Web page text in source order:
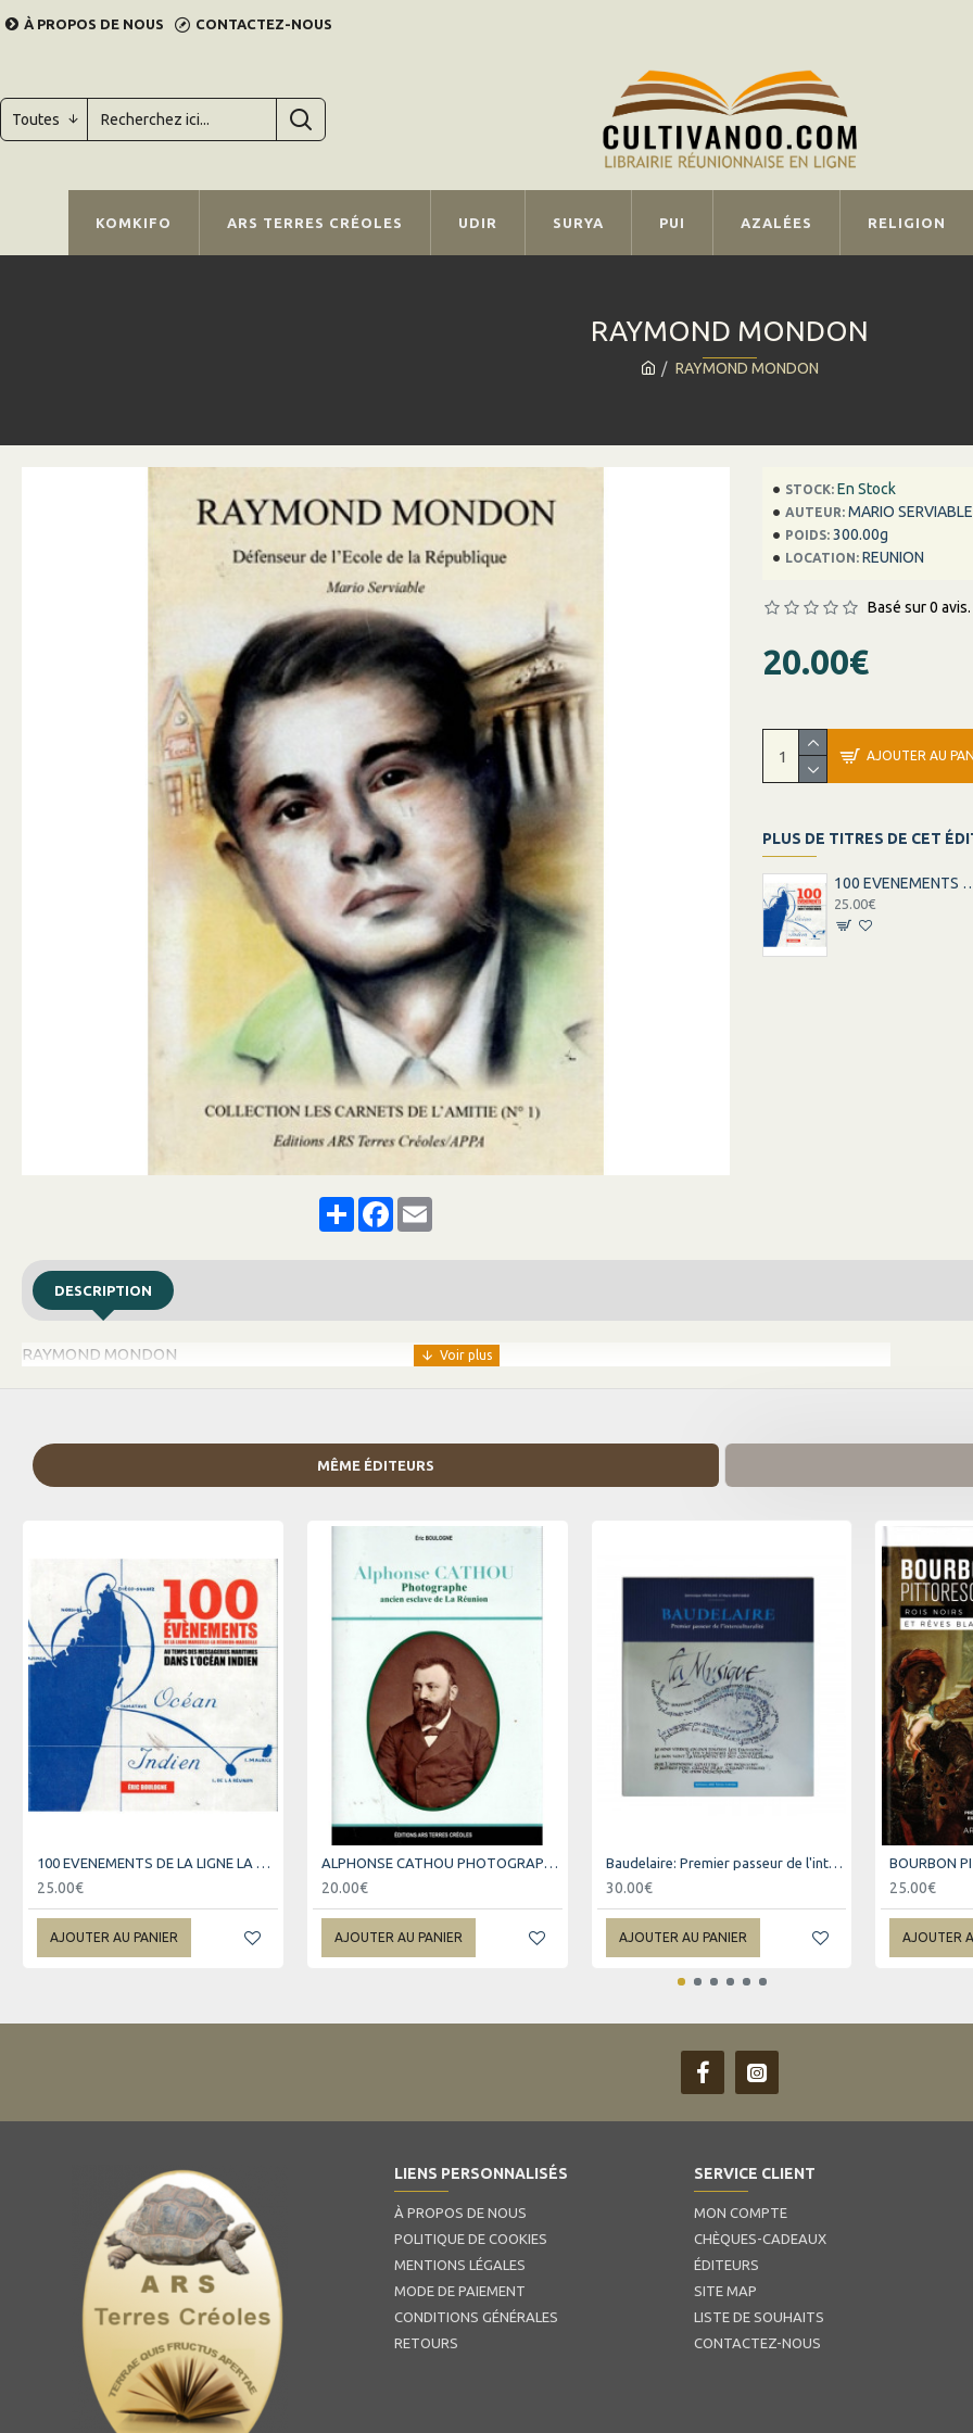
À PROPOS DE NOUS CONTACTEZ-NOUS
Toutes
KOMKIFO ARS TERRES CRÉOLES UDIR SURYA PUI AZALÉES RELIGION
RAYMOND MONDON
RAYMOND MONDON
ShareFacebook
Email
STOCK: En Stock
AUTEUR: MARIO SERVIABLE
POIDS: 300.00g
LOCATION: REUNION
Basé sur 0 avis.
20.00€
AJOUTER AU
PLUS DE TITRES DE CET
100 EVENEMENTS DE LA
25.00€
DESCRIPTION
RAYMOND MONDON
MÊME ÉDITEURS
100 EVENEMENTS DE LA LIGNE LA REUNION-MARSEILLE
25.00€
AJOUTER AU PANIER
ALPHONSE CATHOU PHOTOGRAPHE - ANCIEN ESCLAVE DE LA REUNION
20.00€
AJOUTER AU PANIER
Baudelaire: Premier passeur de l'interculturailté
30.00€
AJOUTER AU PANIER
25.00€
AJOUTER
LIENS PERSONNALISÉS
À PROPOS DE NOUS
POLITIQUE DE COOKIES
MENTIONS LÉGALES
MODE DE PAIEMENT
CONDITIONS GÉNÉRALES
RETOURS
SERVICE CLIENT
MON COMPTE
CHÈQUES-CADEAUX
ÉDITEURS
SITE MAP
LISTE DE SOUHAITS
CONTACTEZ-NOUS